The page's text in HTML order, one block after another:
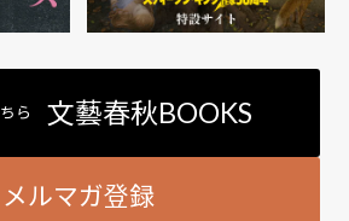
ちら 文藝春秋BOOKS
メルマガ登録